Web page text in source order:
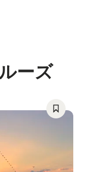
ーズ